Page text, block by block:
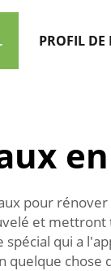
PROFIL DE
pour
et mettront
qui a
chose